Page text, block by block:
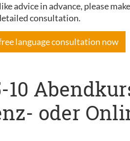
advice in advance, please
consultation.
language consultation now
10
oder